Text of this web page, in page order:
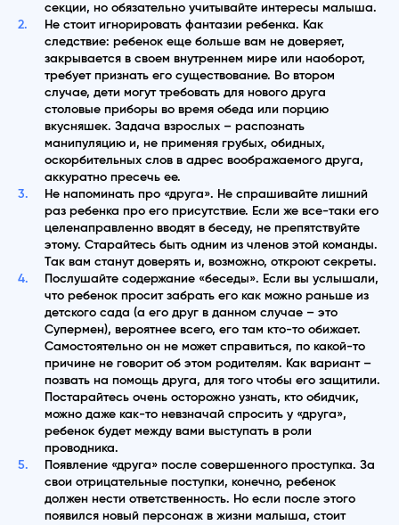
секции, но обязательно учитывайте интересы малыша.
Не стоит игнорировать фантазии ребенка. Как
следствие: ребенок еще больше вам не доверяет,
закрывается в своем внутреннем мире или наоборот,
требует признать его существование. Во втором
случае, дети могут требовать для нового друга
столовые приборы во время обеда или порцию
вкусняшек. Задача взрослых – распознать
манипуляцию и, не применяя грубых, обидных,
оскорбительных слов в адрес воображаемого друга,
аккуратно пресечь ее.
Не напоминать про «друга». Не спрашивайте лишний
раз ребенка про его присутствие. Если же все-таки его
целенаправленно вводят в беседу, не препятствуйте
этому. Старайтесь быть одним из членов этой команды.
Так вам станут доверять и, возможно, откроют секреты.
Послушайте содержание «беседы». Если вы услышали,
что ребенок просит забрать его как можно раньше из
детского сада (а его друг в данном случае – это
Супермен), вероятнее всего, его там кто-то обижает.
Самостоятельно он не может справиться, по какой-то
причине не говорит об этом родителям. Как вариант –
позвать на помощь друга, для того чтобы его защитили.
Постарайтесь очень осторожно узнать, кто обидчик,
можно даже как-то невзначай спросить у «друга»,
ребенок будет между вами выступать в роли
проводника.
Появление «друга» после совершенного проступка. За
свои отрицательные поступки, конечно, ребенок
должен нести ответственность. Но если после этого
появился новый персонаж в жизни малыша, стоит